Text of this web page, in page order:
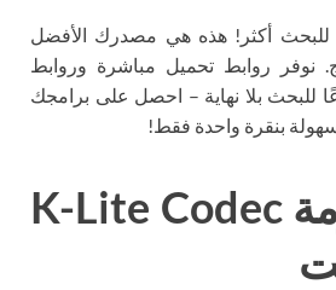
للبحث أكثر! هذه هي مصدرك الأفضل
نوفر روابط تحميل مباشرة وروابط
للبحث بلا نهاية – احصل على برامجك
بنقرة واحدة فقط!
تحميل حزمة K-Lite Codec